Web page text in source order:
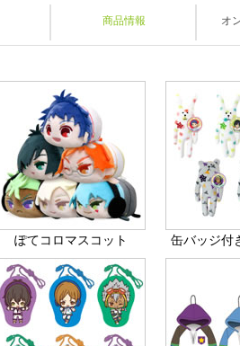
商品情報 オ
ぽてコロマスコット 缶バッジ付